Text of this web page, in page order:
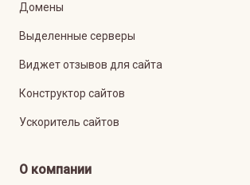
Домены
Выделенные серверы
Виджет отзывов для сайта
Конструктор сайтов
Ускоритель сайтов
О компании